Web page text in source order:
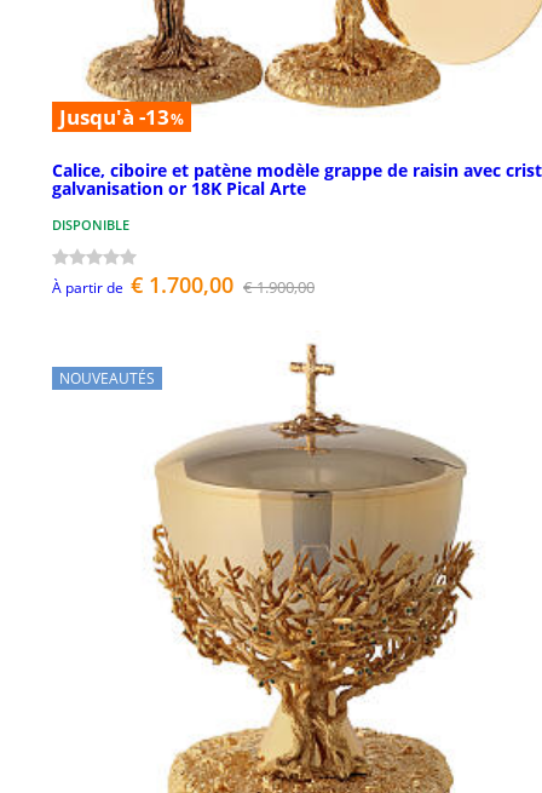
Jusqu'à -13%
Calice, ciboire et patène modèle grappe de raisin avec
galvanisation or 18K Pical Arte
DISPONIBLE
À partir de € 1.700,00 € 1.900,00
NOUVEAUTÉS